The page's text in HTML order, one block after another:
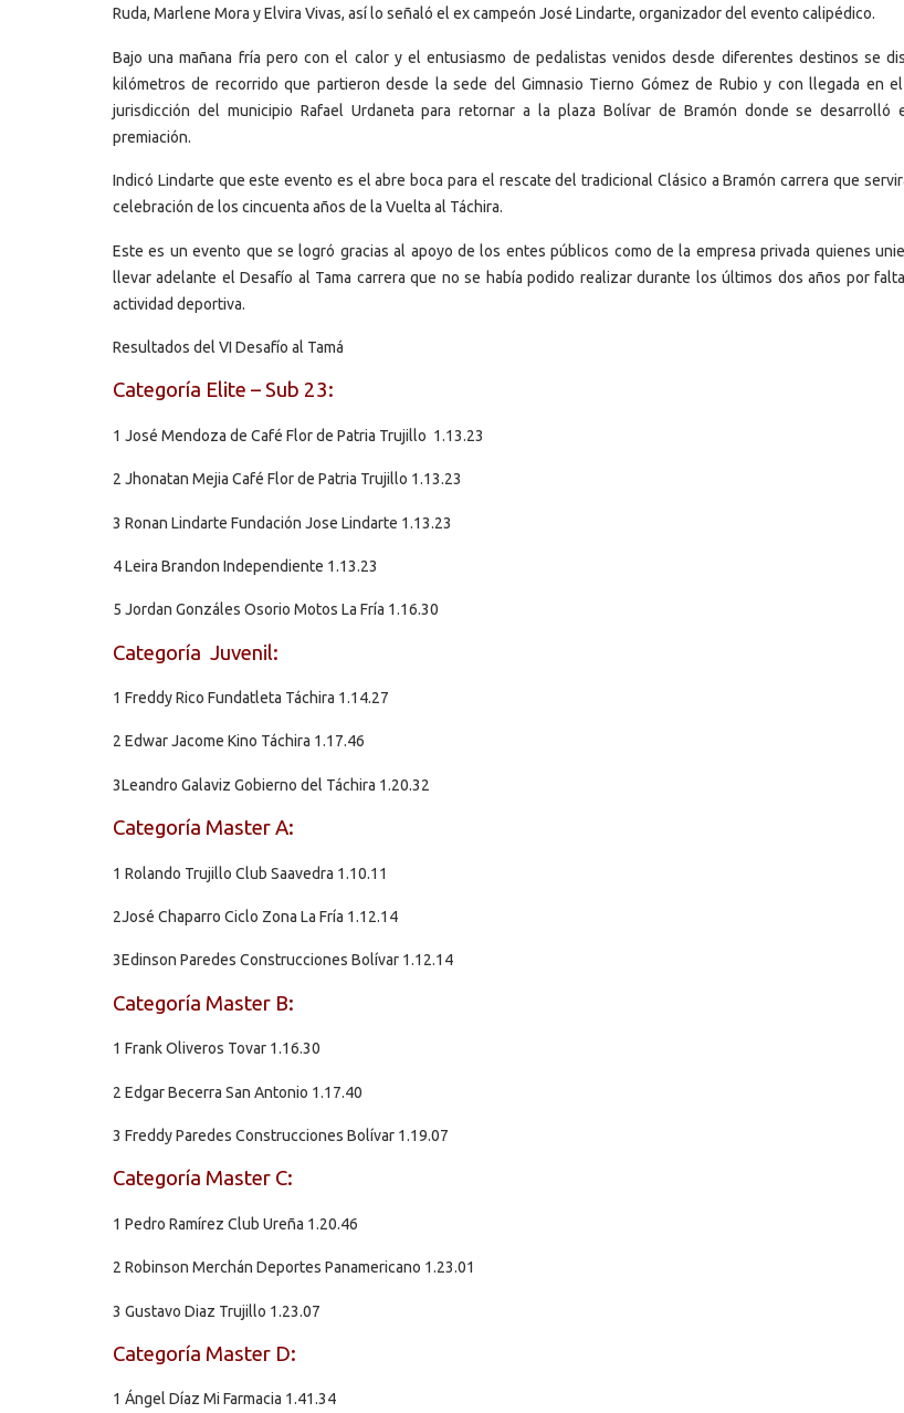
Ruda, Marlene Mora y Elvira Vivas, así lo señaló el ex campeón José Lindarte, organizador del evento calipédico.
Bajo una mañana fría pero con el calor y el entusiasmo de pedalistas venidos desde diferentes destinos se
kilómetros de recorrido que partieron desde la sede del Gimnasio Tierno Gómez de Rubio y con llegada en
jurisdicción del municipio Rafael Urdaneta para retornar a la plaza Bolívar de Bramón donde se desarrolló
premiación.
Indicó Lindarte que este evento es el abre boca para el rescate del tradicional Clásico a Bramón carrera que
celebración de los cincuenta años de la Vuelta al Táchira.
Este es un evento que se logró gracias al apoyo de los entes públicos como de la empresa privada quienes
llevar adelante el Desafío al Tama carrera que no se había podido realizar durante los últimos dos años por
actividad deportiva.
Resultados del VI Desafío al Tamá
Categoría Elite – Sub 23:
1 José Mendoza de Café Flor de Patria Trujillo 1.13.23
2 Jhonatan Mejia Café Flor de Patria Trujillo 1.13.23
3 Ronan Lindarte Fundación Jose Lindarte 1.13.23
4 Leira Brandon Independiente 1.13.23
5 Jordan Gonzáles Osorio Motos La Fría 1.16.30
Categoría Juvenil:
1 Freddy Rico Fundatleta Táchira 1.14.27
2 Edwar Jacome Kino Táchira 1.17.46
3Leandro Galaviz Gobierno del Táchira 1.20.32
Categoría Master A:
1 Rolando Trujillo Club Saavedra 1.10.11
2José Chaparro Ciclo Zona La Fría 1.12.14
3Edinson Paredes Construcciones Bolívar 1.12.14
Categoría Master B:
1 Frank Oliveros Tovar 1.16.30
2 Edgar Becerra San Antonio 1.17.40
3 Freddy Paredes Construcciones Bolívar 1.19.07
Categoría Master C:
1 Pedro Ramírez Club Ureña 1.20.46
2 Robinson Merchán Deportes Panamericano 1.23.01
3 Gustavo Diaz Trujillo 1.23.07
Categoría Master D:
1 Ángel Díaz Mi Farmacia 1.41.34